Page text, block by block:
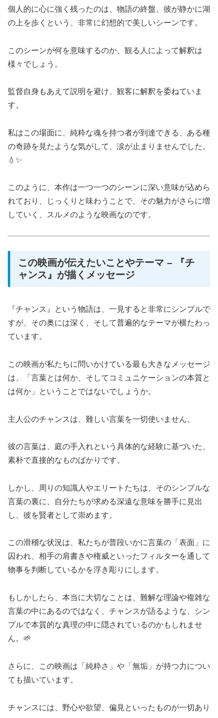
個人的に心に強く残ったのは、物語の終盤、彼が静かに湖
の上を歩くという、非常に幻想的で美しいシーンです。
このシーンが何を意味するのか、観る人によって解釈は
様々でしょう。
監督自身もあえて説明を避け、観客に解釈を委ねていま
す。
私はこの場面に、純粋な魂を持つ者が到達できる、ある種
の奇跡を見たような気がして、涙が止まりませんでした。
💧✨
このように、本作は一つ一つのシーンに深い意味が込めら
れており、じっくりと味わうことで、その魅力がさらに増
していく、スルメのような映画なのです。
この映画が伝えたいことやテーマ – 『チ
ャンス』が描くメッセージ
『チャンス』という物語は、一見すると非常にシンプルで
すが、その奥には深く、そして普遍的なテーマが横たわっ
ています。
この映画が私たちに問いかけている最も大きなメッセージ
は、「言葉とは何か、そしてコミュニケーションの本質と
は何か」ということではないでしょうか。
主人公のチャンスは、難しい言葉を一切使いません。
彼の言葉は、庭の手入れという具体的な経験に基づいた、
素朴で直接的なものばかりです。
しかし、周りの知識人やエリートたちは、そのシンプルな
言葉の裏に、自分たちが求める深遠な意味を勝手に見出
し、彼を賢者として崇めます。
この滑稽な状況は、私たちが普段いかに言葉の「表面」に
囚われ、相手の肩書きや権威といったフィルターを通して
物事を判断しているかを浮き彫りにします。
もしかしたら、本当に大切なことは、難解な理論や複雑な
言葉の中にあるのではなく、チャンスが語るような、シン
プルで本質的な真理の中に隠されているのかもしれませ
ん。🌱
さらに、この映画は「純粋さ」や「無垢」が持つ力につい
ても描いています。
チャンスには、野心や欲望、偏見といったものが一切あり